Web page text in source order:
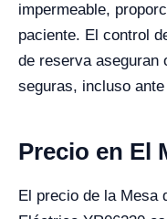
impermeable,
paciente. El control
de reserva aseguran
seguras, incluso
Precio en El
El precio de la Mesa